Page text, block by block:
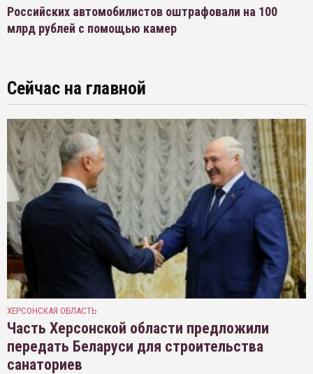
Российских автомобилистов оштрафовали на 100
млрд рублей с помощью камер
Сейчас на главной
ХЕРСОНСКАЯ ОБЛАСТЬ
Часть Херсонской области предложили
передать Беларуси для строительства
санаториев